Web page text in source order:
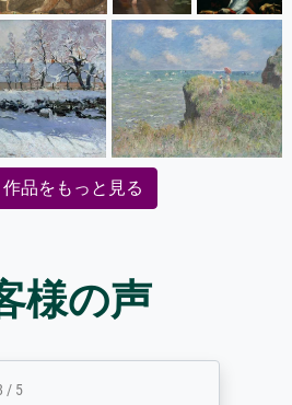
品をもっと見る
様の声
/ 5